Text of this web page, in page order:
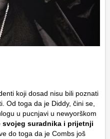
koji dosad nisu bili poznati
Od toga da je Diddy, čini se,
u pucnjavi u newyorškom
suradnika i prijetnji
do toga da je Combs još